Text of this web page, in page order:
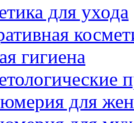
для ухода
гигиена
для